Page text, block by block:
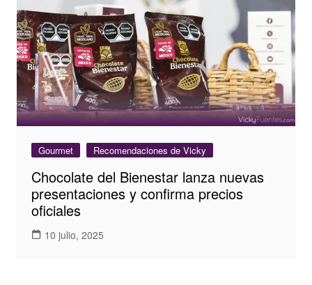
Gourmet Recomendaciones de Vicky
Chocolate del Bienestar lanza nuevas
presentaciones y confirma precios
oficiales
10 julio, 2025